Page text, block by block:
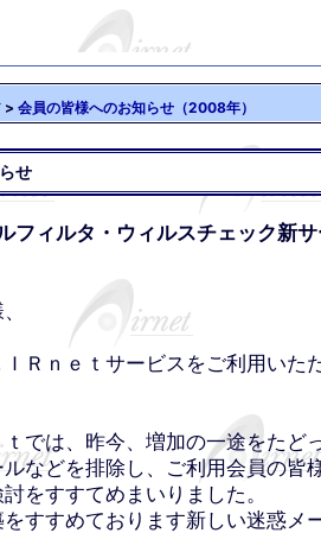
> 会員の皆様へのお知らせ（2008年）
せ
フィルタ・ウィルスチェック新
Ｒｎｅｔサービスをご利用いた
ｔでは、昨今、増加の一途をたど
などを排除し、ご利用会員の皆
をすすてめまいりました。
すすめております新しい迷惑メ